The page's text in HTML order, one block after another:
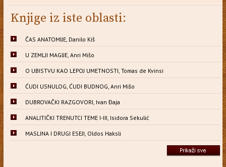
Knjige iz iste oblasti:
ČAS ANATOMIJE, Danilo Kiš
U ZEMLJI MAGIJE, Anri Mišo
O UBISTVU KAO LEPOJ UMETNOSTI, Tomas de Kvinsi
ĆUDI USNULOG, ĆUDI BUDNOG, Anri Mišo
DUBROVAČKI RAZGOVORI, Ivan Đaja
ANALITIČKI TRENUTCI TEME I-III, Isidora Sekulić
MASLINA I DRUGI ESEJI, Oldos Haksli